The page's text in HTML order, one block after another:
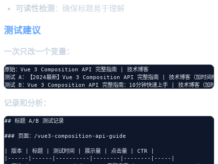
可读性检测 ：确保标题易于理解
测试建议
一次只改一个变量：
原始：Vue 3 Composition API 完整指南 | 技术博客
测试 A：【2024最新】Vue 3 Composition API 完整指南 | 技术博客（加时间标
记录和分析：
## 标题 A/B 测试记录
### 页面：/vue3-composition-api-guide
| 版本 | 标题 | 测试时间 | 展示量 | 点击量 | CTR |
|------|------|----------|--------|--------|-----|